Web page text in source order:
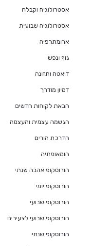
אסטרולוגיה וקבלה
אסטרולוגיה שבועית
ארומתרפיה
גוף ונפש
דיאטה ותזונה
דמיון מודרך
הבאת לקוחות חדשים
הגשמה עצמית והעצמה
הדרכת הורים
הומאופתיה
הורוסקופ אהבה שנתי
הורוסקופ יומי
הורוסקופ שבועי
הורוסקופ שבועי לצעירים
הורוסקופ שנתי